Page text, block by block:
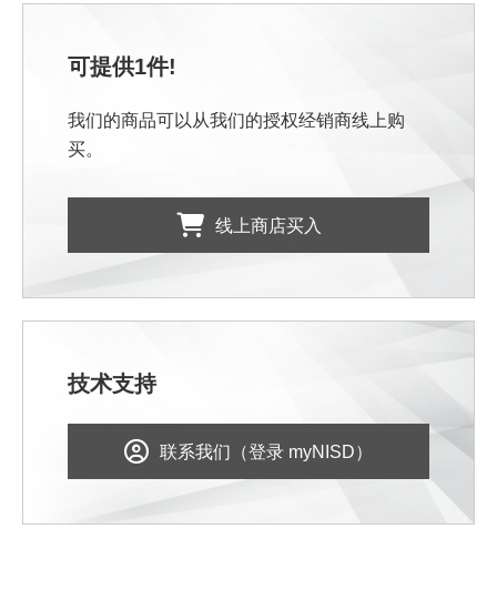
可提供1件!
我们的商品可以从我们的授权经销商线上购
买。
线上商店买入
技术支持
联系我们（登录 myNISD）